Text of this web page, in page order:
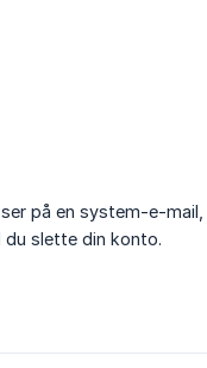
på en system-e-
slette din konto.